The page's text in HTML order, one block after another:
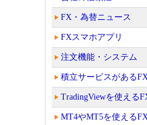
FX・為替ニュース
FXスマホアプリ
注文機能・システム
積立サービスがある
TradingViewを使える
MT4やMT5を使える